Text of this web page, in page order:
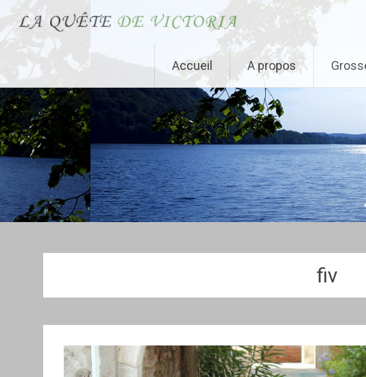
La Quête de Victoria
Aller au contenu principal
Accueil A propos
fiv